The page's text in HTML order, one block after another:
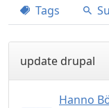
Tags
update drupal
Hanno